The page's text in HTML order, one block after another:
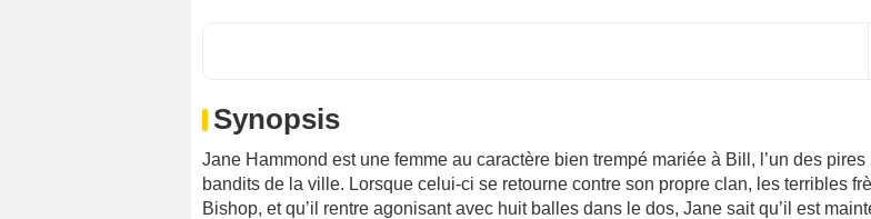
Synopsis
Jane Hammond est une femme au caractère bien trempé mariée à Bill, l’un des pires
bandits de la ville. Lorsque celui-ci se retourne contre son propre clan, les terribles
Bishop, et qu’il rentre agonisant avec huit balles dans le dos, Jane sait qu’il est